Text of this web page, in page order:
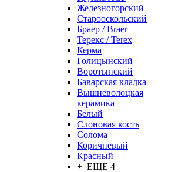
Железногорский
Старооскольский
Браер / Braer
Терекс / Terex
Керма
Голицынский
Воротынский
Баварская кладка
Вышневолоцкая
керамика
Белый
Слоновая кость
Солома
Коричневый
Красный
+ ЕЩЕ 4